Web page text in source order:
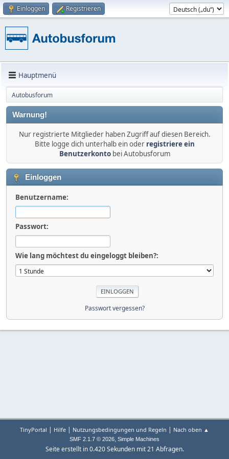
Einloggen Registrieren
Hauptmenü
Autobusforum
Warnung!
Nur registrierte Mitglieder haben Zugriff auf diesen Bereich.
Bitte logge dich unterhalb ein oder registriere ein
Benutzerkontobei Autobusforum
Einloggen
Benutzername:
Passwort:
Wie lang möchtest du eingeloggt bleiben?:
Passwort vergessen?
TinyPortal | Hilfe | Nutzungsbedingungen und Regeln | Nach oben ▲
SMF 2.1.7 © 2026, Simple Machines
Seite erstellt in 0.420 Sekunden mit 21 Abfragen.